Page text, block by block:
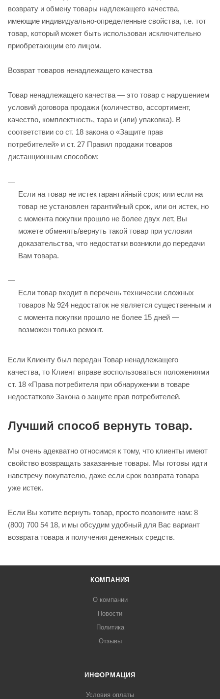
возврату и обмену товары надлежащего качества,
имеющие индивидуально-определенные свойства, т.е. тот
товар, который может быть использован исключительно
приобретающим его лицом.
Возврат товаров ненадлежащего качества
Товар ненадлежащего качества — это товар с нарушением
условий договора продажи (количество, ассортимент,
качество, комплектность, тара и (или) упаковка). В
соответствии со ст. 18 закона о «Защите прав
потребителей» и ст. 27 Правил продажи товаров
дистанционным способом:
Если на товар не истек гарантийный срок; или если на
товар не установлен гарантийный срок, или он истек, но
с момента покупки прошло не более двух лет, Вы
можете обменять/вернуть такой товар при условии
доказательства, что недостатки возникли до передачи
Вам товара.
Если товар входит в перечень технически сложных
товаров № 924 недостаток не является существенным и
с момента покупки прошло не более 15 дней —
возможен только ремонт.
Если Клиенту был передан Товар ненадлежащего
качества, то Клиент вправе воспользоваться положениями
ст. 18 «Права потребителя при обнаружении в товаре
недостатков» Закона о защите прав потребителей.
Лучший способ вернуть товар.
Мы очень адекватно относимся к тому, что клиенты имеют
свойство возвращать заказанные товары. Мы готовы идти
навстречу покупателю, даже если срок возврата товара
уже истек.
Если Вы хотите вернуть товар, просто позвоните нам: 8
(800) 700 54 18, и мы обсудим удобный для Вас вариант
возврата товара и получения денежных средств.
КОМПАНИЯ
О компании
Новости
Политика
Отзывы
ИНФОРМАЦИЯ
Условия оплаты